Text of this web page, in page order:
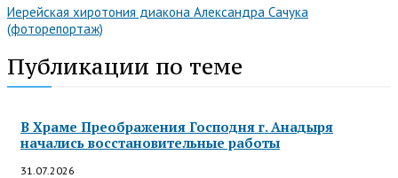
Иерейская хиротония диакона Александра Сачука
(фоторепортаж)
Публикации по теме
В Храме Преображения Господня г. Анадыря
начались восстановительные работы
31.07.2026